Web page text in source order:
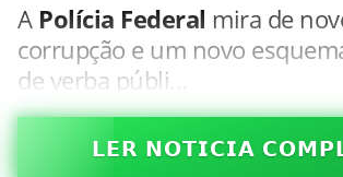
A Polícia Federal mira de
corrupção e um novo
de verba públi…
𝗟𝗘𝗥 𝗡𝗢𝗧𝗜𝗖𝗜𝗔